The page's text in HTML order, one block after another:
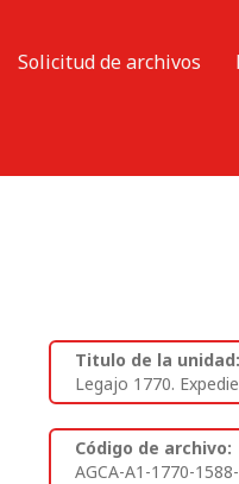
Solicitud de archivos
Titulo de la unidad:
Legajo 1770.
Código de archivo:
AGCA-A1-1770-